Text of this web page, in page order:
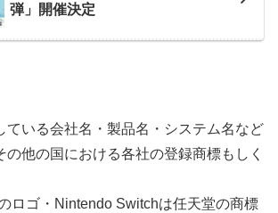
弾」開催決定
ている会社名・製品名・システム名など
の他の国における各社の登録商標もしく
ロゴ・Nintendo Switchは任天堂の商標